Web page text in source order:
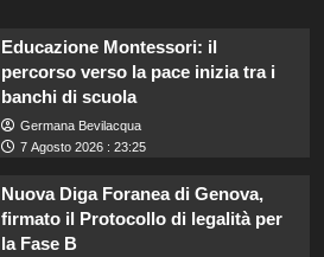
Educazione Montessori: il
percorso verso la pace inizia tra i
banchi di scuola
Germana Bevilacqua
7 Agosto 2026 : 23:25
Nuova Diga Foranea di Genova,
firmato il Protocollo di legalità per
la Fase B